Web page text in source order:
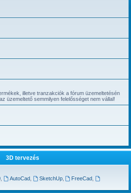
illetve tranzakciók a fórum üzemeltetésén
üzemeltető semmilyen felelősséget nem vállal!
3D tervezés
, AutoCad, SketchUp, FreeCad